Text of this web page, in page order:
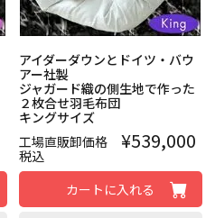
アイダーダウンとドイツ・バウ
アー社製
ジャガード織の側生地で作った
２枚合せ羽毛布団
キングサイズ
工場直販卸価格
¥539,000
税込
カートに入れる